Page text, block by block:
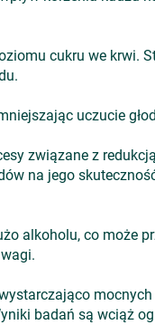
cukru we krwi.
uczucie
związane z
na jego
alkoholu, co może
badań są wciąż